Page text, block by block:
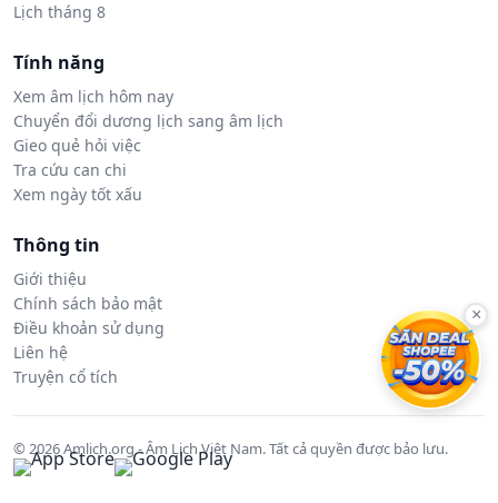
Lịch tháng 8
Tính năng
Xem âm lịch hôm nay
Chuyển đổi dương lịch sang âm lịch
Gieo quẻ hỏi việc
Tra cứu can chi
Xem ngày tốt xấu
Thông tin
Giới thiệu
Chính sách bảo mật
Điều khoản sử dụng
Liên hệ
Truyện cổ tích
© 2026 Amlich.org - Âm Lịch Việt Nam. Tất cả quyền được bảo lưu.
×